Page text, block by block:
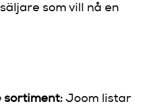
som vill nå en
sortiment: Joom listar